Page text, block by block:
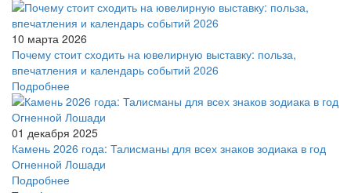
10 марта 2026
Почему стоит сходить на ювелирную выставку: польза,
впечатления и календарь событий 2026
Подробнее
01 декабря 2025
Камень 2026 года: Талисманы для всех знаков зодиака в год
Огненной Лошади
Подробнее